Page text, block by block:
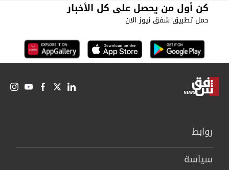
كن أول من يحصل على كل الأخبار
حمل تطبيق شفق نيوز الان
روابط
سیاسة